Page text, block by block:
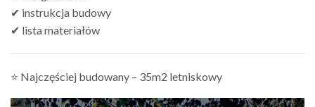
✔ instrukcja budowy
✔ lista materiałów
⭐ Najczęściej budowany – 35m2 letniskowy